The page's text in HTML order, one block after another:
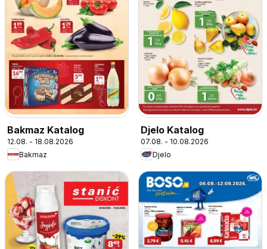
Bakmaz Katalog
12.08. - 18.08.2026
Bakmaz
Djelo Katalog
07.08. - 10.08.2026
Djelo